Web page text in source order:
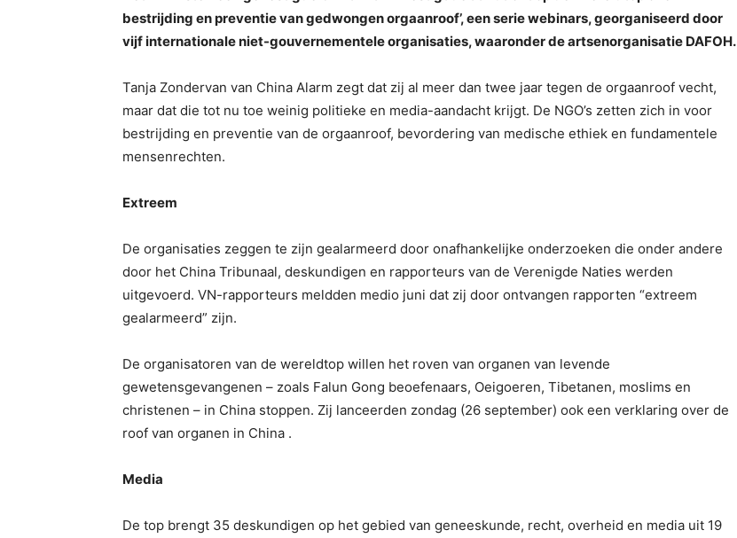
bestrijding en preventie van gedwongen orgaanroof’, een serie webinars, georganiseerd door
vijf internationale niet-gouvernementele organisaties, waaronder de artsenorganisatie DAFOH.
Tanja Zondervan van China Alarm zegt dat zij al meer dan twee jaar tegen de orgaanroof vecht,
maar dat die tot nu toe weinig politieke en media-aandacht krijgt. De NGO’s zetten zich in voor
bestrijding en preventie van de orgaanroof, bevordering van medische ethiek en fundamentele
mensenrechten.
Extreem
De organisaties zeggen te zijn gealarmeerd door onafhankelijke onderzoeken die onder andere
door het China Tribunaal, deskundigen en rapporteurs van de Verenigde Naties werden
uitgevoerd. VN-rapporteurs meldden medio juni dat zij door ontvangen rapporten “extreem
gealarmeerd” zijn.
De organisatoren van de wereldtop willen het roven van organen van levende
gewetensgevangenen – zoals Falun Gong beoefenaars, Oeigoeren, Tibetanen, moslims en
christenen – in China stoppen. Zij lanceerden zondag (26 september) ook een verklaring over de
roof van organen in China .
Media
De top brengt 35 deskundigen op het gebied van geneeskunde, recht, overheid en media uit 19